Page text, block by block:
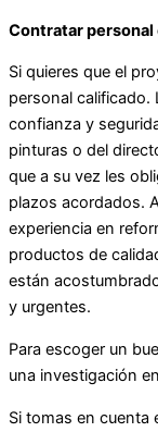
Contratar
Si quieres que el
personal calificado.
confianza y
pinturas o del
que a su vez les
plazos acordados.
experiencia en
productos de
están
y urgentes.
Para escoger un
una investigación
Si tomas en cuenta